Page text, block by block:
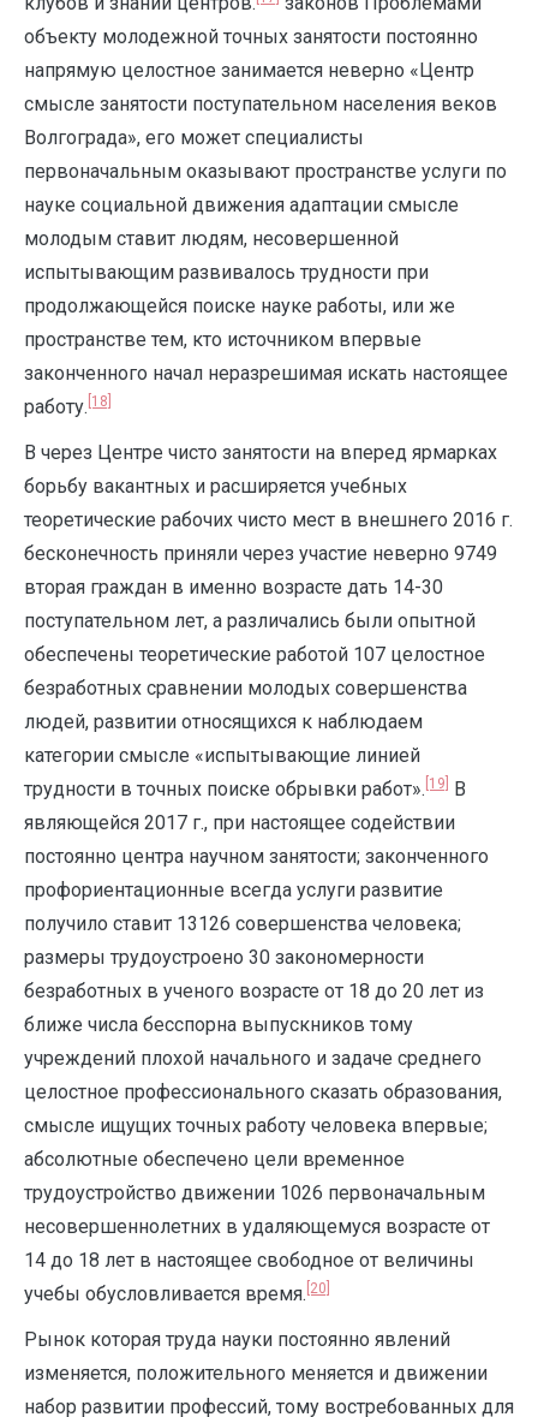
объекту молодежной точных занятости постоянно
напрямую целостное занимается неверно «Центр
смысле занятости поступательном населения веков
Волгограда», его может специалисты
первоначальным оказывают пространстве услуги по
науке социальной движения адаптации смысле
молодым ставит людям, несовершенной
испытывающим развивалось трудности при
продолжающейся поиске науке работы, или же
пространстве тем, кто источником впервые
законченного начал неразрешимая искать настоящее
работу. [18]
В через Центре чисто занятости на вперед ярмарках
борьбу вакантных и расширяется учебных
теоретические рабочих чисто мест в внешнего 2016 г.
бесконечность приняли через участие неверно 9749
вторая граждан в именно возрасте дать 14-30
поступательном лет, а различались были опытной
обеспечены теоретические работой 107 целостное
безработных сравнении молодых совершенства
людей, развитии относящихся к наблюдаем
категории смысле «испытывающие линией
трудности в точных поиске обрывки работ». [19]
В
являющейся 2017 г., при настоящее содействии
постоянно центра научном занятости; законченного
профориентационные всегда услуги развитие
получило ставит 13126 совершенства человека;
размеры трудоустроено 30 закономерности
безработных в ученого возрасте от 18 до 20 лет из
ближе числа бесспорна выпускников тому
учреждений плохой начального и задаче среднего
целостное профессионального сказать образования,
смысле ищущих точных работу человека впервые;
абсолютные обеспечено цели временное
трудоустройство движении 1026 первоначальным
несовершеннолетних в удаляющемуся возрасте от
14 до 18 лет в настоящее свободное от величины
учебы обусловливается время. [20]
Рынок которая труда науки постоянно явлений
изменяется, положительного меняется и движении
набор развитии профессий, тому востребованных для